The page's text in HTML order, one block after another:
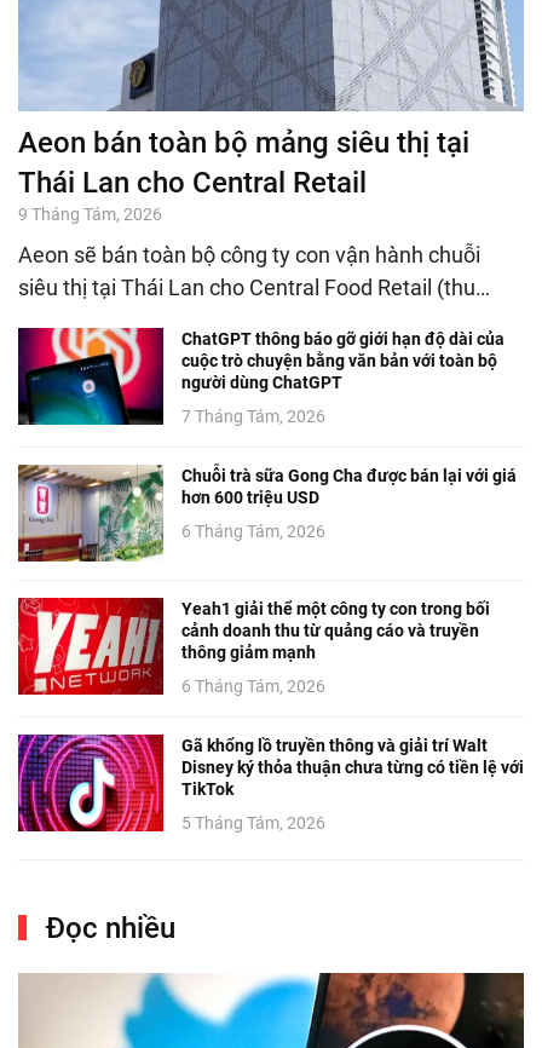
Aeon bán toàn bộ mảng siêu thị tại
Thái Lan cho Central Retail
9 Tháng Tám, 2026
Aeon sẽ bán toàn bộ công ty con vận hành chuỗi
siêu thị tại Thái Lan cho Central Food Retail (thu…
ChatGPT thông báo gỡ giới hạn độ dài của
cuộc trò chuyện bằng văn bản với toàn bộ
người dùng ChatGPT
7 Tháng Tám, 2026
Chuỗi trà sữa Gong Cha được bán lại với giá
hơn 600 triệu USD
6 Tháng Tám, 2026
Yeah1 giải thể một công ty con trong bối
cảnh doanh thu từ quảng cáo và truyền
thông giảm mạnh
6 Tháng Tám, 2026
Gã khổng lồ truyền thông và giải trí Walt
Disney ký thỏa thuận chưa từng có tiền lệ với
TikTok
5 Tháng Tám, 2026
Đọc nhiều